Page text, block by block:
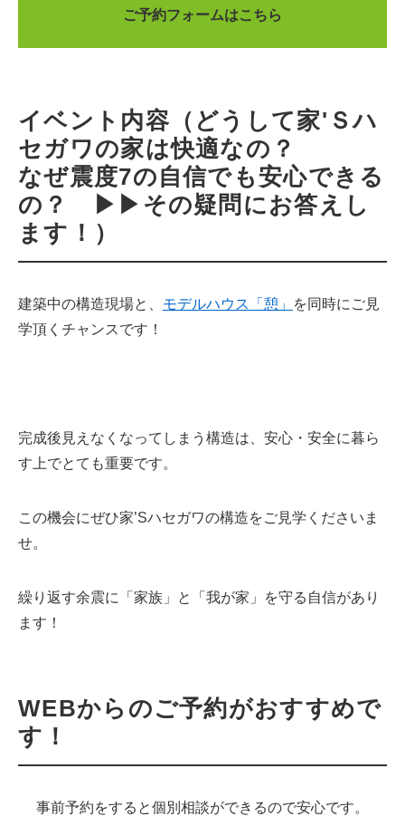
ご予約フォームはこちら
イベント内容（どうして家'Ｓハ
セガワの家は快適なの？
なぜ震度7の自信でも安心できる
の？ ▶▶その疑問にお答えし
ます！）
建築中の構造現場と、 モデルハウス「憩」
を同時にご見
学頂くチャンスです！
完成後見えなくなってしまう構造は、安心・安全に暮ら
す上でとても重要です。
この機会にぜひ家’Sハセガワの構造をご見学くださいま
せ。
繰り返す余震に「家族」と「我が家」を守る自信があり
ます！
WEBからのご予約がおすすめで
す！
事前予約をすると個別相談ができるので安心です。